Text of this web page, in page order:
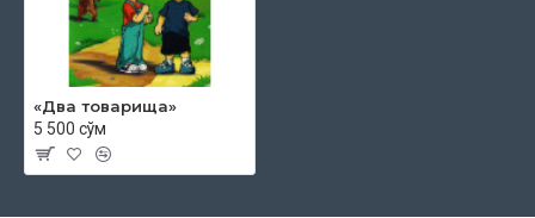
«Два товарища»
5 500 сўм